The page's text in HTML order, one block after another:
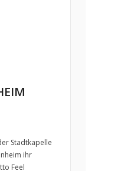
Stadtkapelle
ihr
Feel